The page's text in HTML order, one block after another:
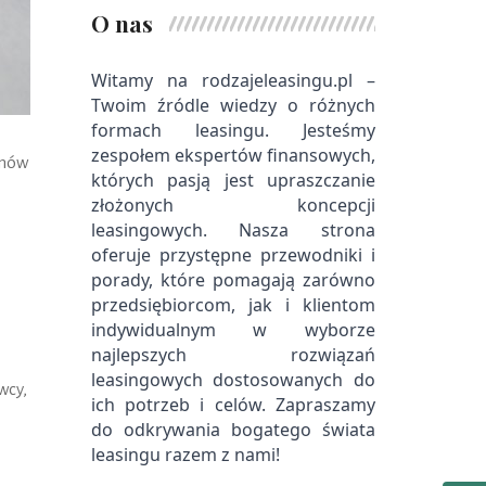
O nas
Witamy na rodzajeleasingu.pl –
Twoim źródle wiedzy o różnych
formach leasingu. Jesteśmy
zespołem ekspertów finansowych,
których pasją jest upraszczanie
złożonych koncepcji
leasingowych. Nasza strona
oferuje przystępne przewodniki i
porady, które pomagają zarówno
przedsiębiorcom, jak i klientom
indywidualnym w wyborze
najlepszych rozwiązań
leasingowych dostosowanych do
ich potrzeb i celów. Zapraszamy
do odkrywania bogatego świata
leasingu razem z nami!